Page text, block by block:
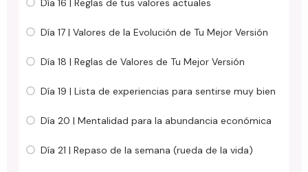
Día 16 | Reglas de tus valores actuales
Día 17 | Valores de la Evolución de Tu Mejor Versión
Día 18 | Reglas de Valores de Tu Mejor Versión
Día 19 | Lista de experiencias para sentirse muy bien
Día 20 | Mentalidad para la abundancia económica
Día 21 | Repaso de la semana (rueda de la vida)